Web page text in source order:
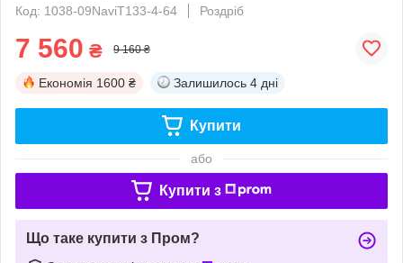
Код: 1038-09NaviT133-4-64
Роздріб
7 560 ₴ 9 160 ₴
Економія 1600 ₴ Залишилось 4 дні
Купити
або
Купити з
Що таке купити з Пром?